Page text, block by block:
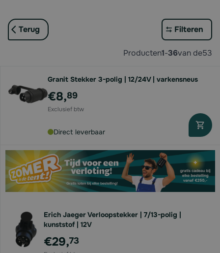
Terug Filteren
Producten1-36van de53
Granit Stekker 3-polig | 12/24V | varkensneus
€8,89
Direct leverbaar
Erich Jaeger Verloopstekker | 7/13-polig |
kunststof | 12V
€29,73